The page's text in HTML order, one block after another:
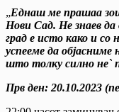
„Еднаш ме прашаа
Нови Сад. Не знаев
град е исто како и со
успееме да
што толку силно не`
Прв ден: 20.10.2023